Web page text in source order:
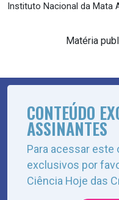
Instituto Nacional da Mata
Matéria
CONTEÚDO
ASSINANTES
Para acessar
exclusivos por
Ciência Hoje das